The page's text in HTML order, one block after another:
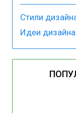
Стили
Идеи дизайна